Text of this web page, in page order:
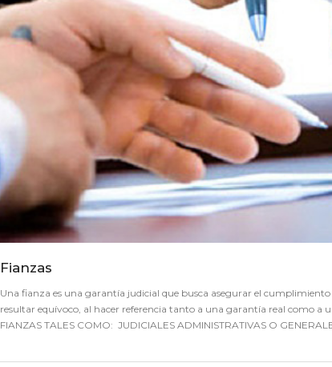
Fianzas
Una fianza es una garantía judicial que busca asegurar el
resultar equívoco, al hacer referencia tanto a una garantía real como a
FIANZAS TALES COMO: JUDICIALES ADMINISTRATIVAS O